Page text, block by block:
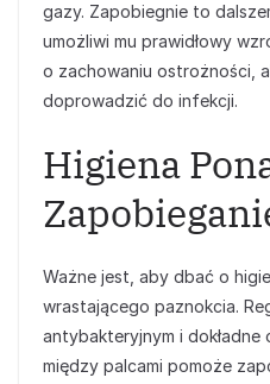
gazy. Zapobiegnie to
umożliwi mu prawidłowy
o zachowaniu ostrożności,
doprowadzić do infekcji.
Higiena
Ważne jest, aby dbać o
wrastającego paznokcia.
antybakteryjnym i dokładne
między palcami pomoże